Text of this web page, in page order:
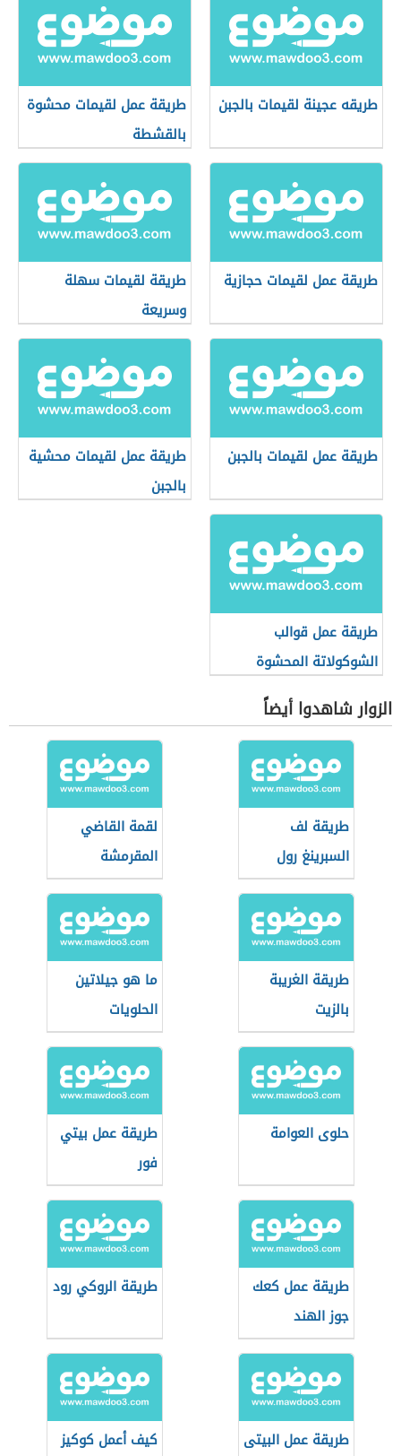
طريقه عجينة لقيمات بالجبن
طريقة عمل لقيمات محشوة
بالقشطة
طريقة عمل لقيمات حجازية
طريقة لقيمات سهلة
وسريعة
طريقة عمل لقيمات بالجبن
طريقة عمل لقيمات محشية
بالجبن
طريقة عمل قوالب
الشوكولاتة المحشوة
الزوار شاهدوا أيضاً
طريقة لف
السبرينغ رول
لقمة القاضي
المقرمشة
طريقة الغريبة
بالزيت
ما هو جيلاتين
الحلويات
حلوى العوامة
طريقة عمل بيتي
فور
طريقة عمل كعك
جوز الهند
طريقة الروكي رود
طريقة عمل البيتى
كيف أعمل كوكيز